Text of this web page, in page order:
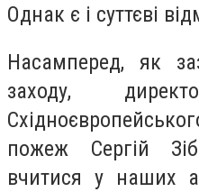
Однак є і суттєві
Насамперед, як
заходу,
пожеж Сергій
вчитися у наших